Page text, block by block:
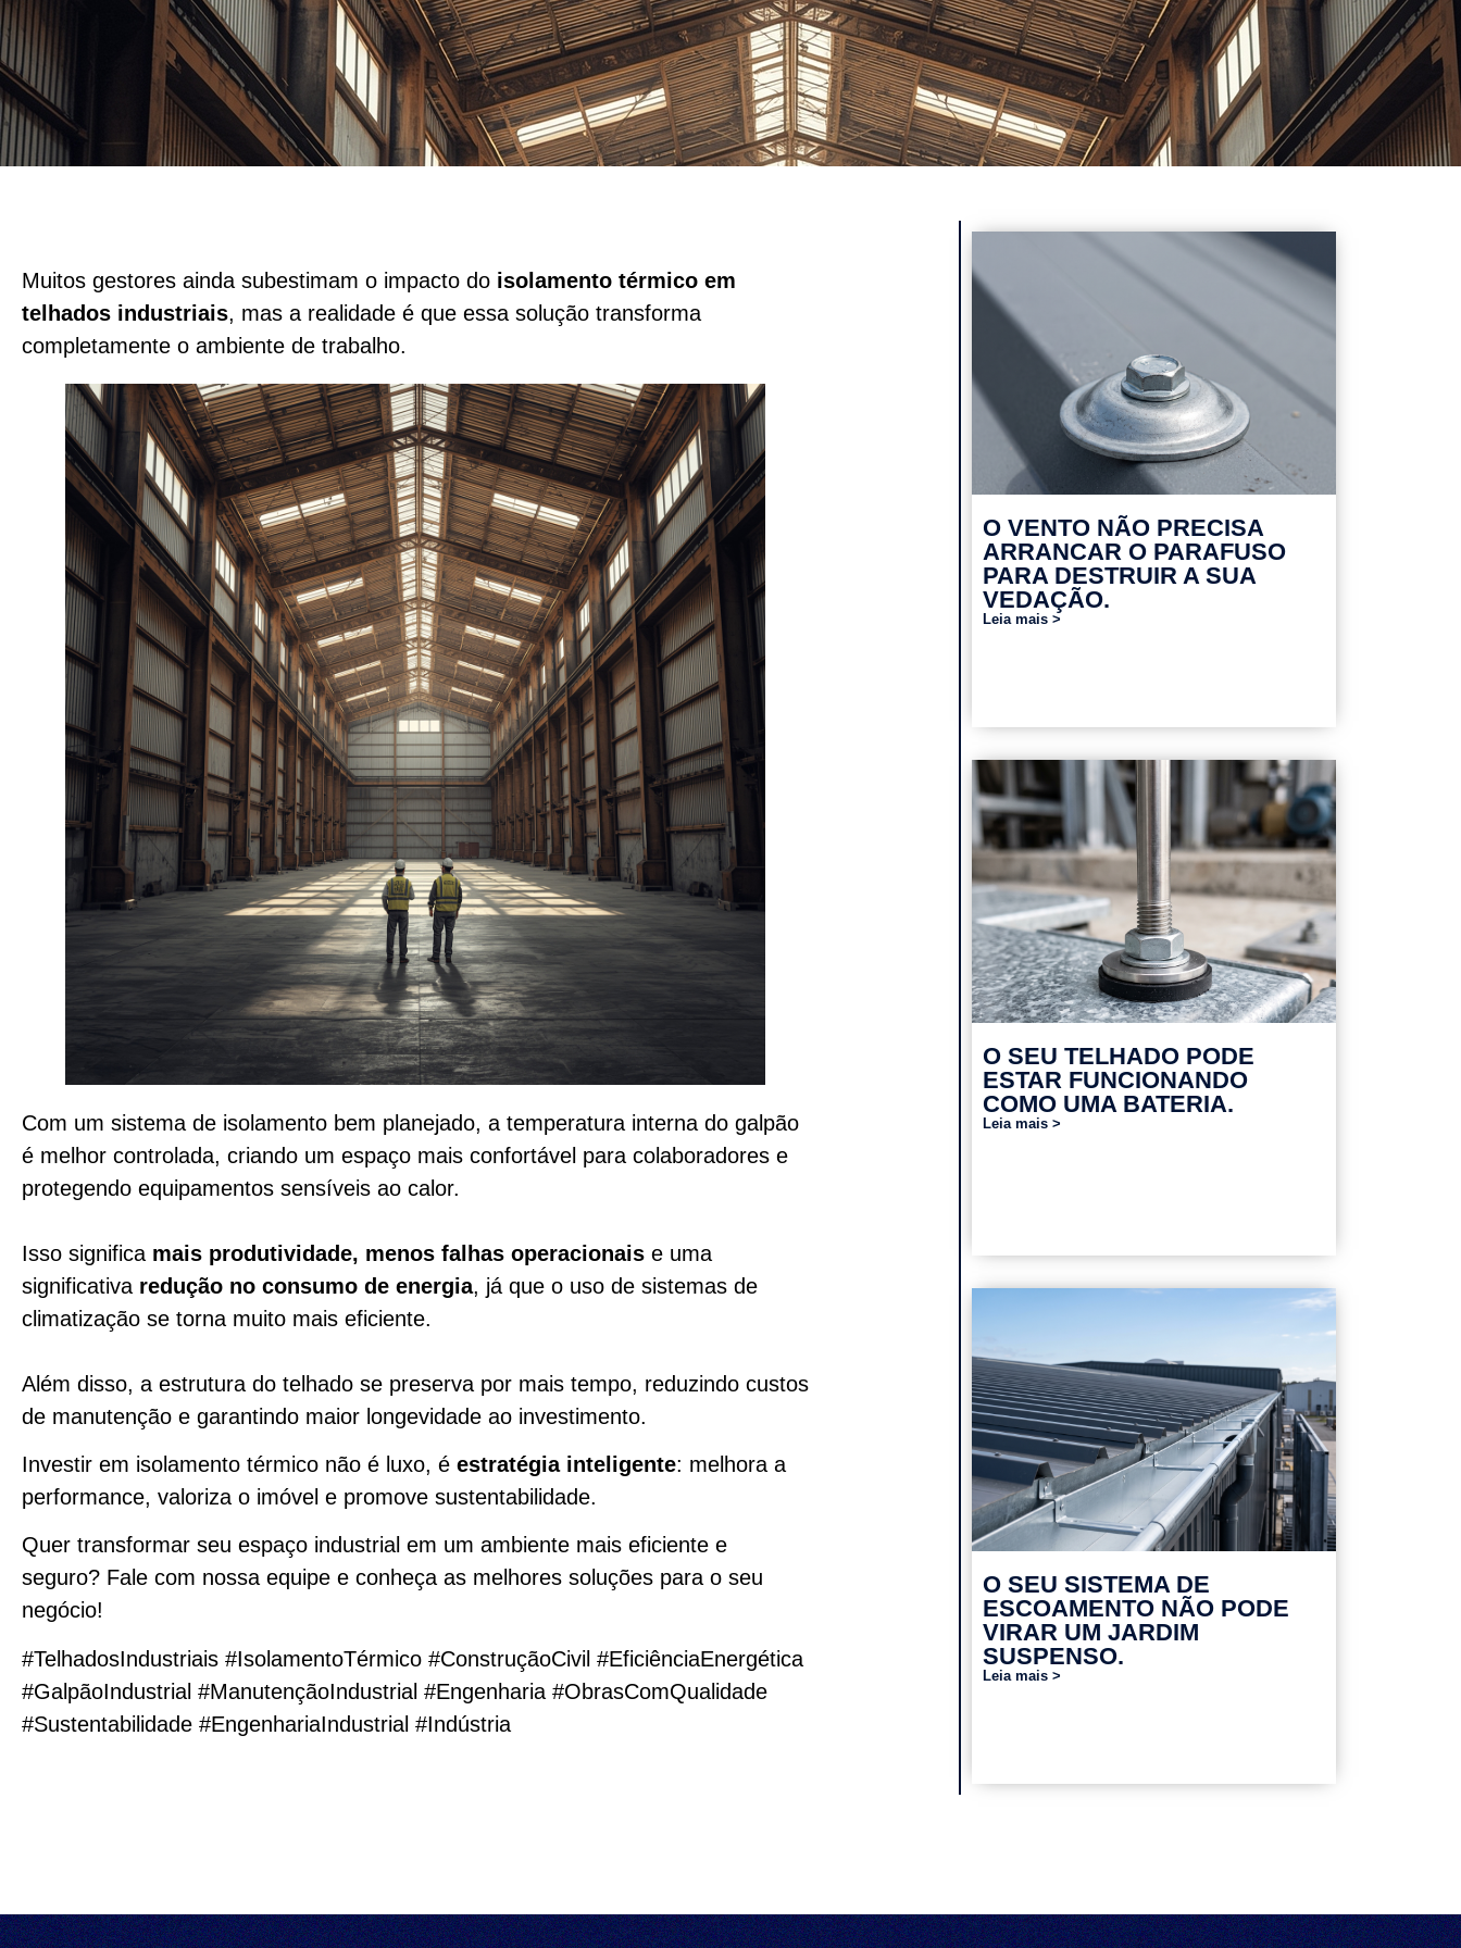
Muitos gestores ainda subestimam o impacto do isolamento térmico em
telhados industriais, mas a realidade é que essa solução transforma
completamente o ambiente de trabalho.
Com um sistema de isolamento bem planejado, a temperatura interna do galpão
é melhor controlada, criando um espaço mais confortável para colaboradores e
protegendo equipamentos sensíveis ao calor.
Isso significa mais produtividade, menos falhas operacionaise uma
significativa redução no consumo de energia, já que o uso de sistemas de
climatização se torna muito mais eficiente.
Além disso, a estrutura do telhado se preserva por mais tempo, reduzindo custos
de manutenção e garantindo maior longevidade ao investimento.
Investir em isolamento térmico não é luxo, é estratégia inteligente: melhora a
performance, valoriza o imóvel e promove sustentabilidade.
Quer transformar seu espaço industrial em um ambiente mais eficiente e
seguro? Fale com nossa equipe e conheça as melhores soluções para o seu
negócio!
#TelhadosIndustriais #IsolamentoTérmico #ConstruçãoCivil #EficiênciaEnergética
#GalpãoIndustrial #ManutençãoIndustrial #Engenharia #ObrasComQualidade
#Sustentabilidade #EngenhariaIndustrial #Indústria
O VENTO NÃO PRECISA
ARRANCAR O PARAFUSO
PARA DESTRUIR A SUA
VEDAÇÃO.
Leia mais >
O SEU TELHADO PODE
ESTAR FUNCIONANDO
COMO UMA BATERIA.
Leia mais >
O SEU SISTEMA DE
ESCOAMENTO NÃO PODE
VIRAR UM JARDIM
SUSPENSO.
Leia mais >